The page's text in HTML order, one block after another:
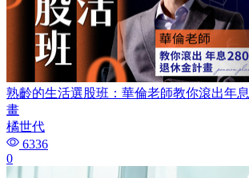
熟齡的生活選股班：華倫老師教你滾出年
畫
橘世代
6336
0